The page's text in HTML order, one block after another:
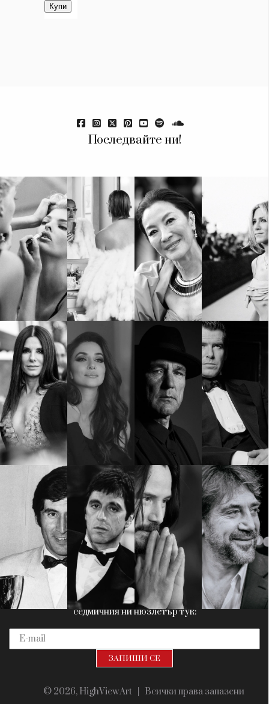
Последвайте ни!
КАТЕГОРИИ
Wine&Dine
Подкасти
Мода
Dialogue
Изкуство
Красота
Цветно
Гурме
Пътувай
Wellness
Условия за
ползване
За нас
Реклама
Политика за
поверителност
ModerenDom
СЛЕДВАЙТЕ НИ
Facebook Instagram Twitter
Pinterest
YouTube
Spotify Soundcloud
Ако нашият сайт ви харесва, можете да се абонирате за
седмичния ни нюзлетър тук:
© 2026, HighViewArt | Всички права запазени